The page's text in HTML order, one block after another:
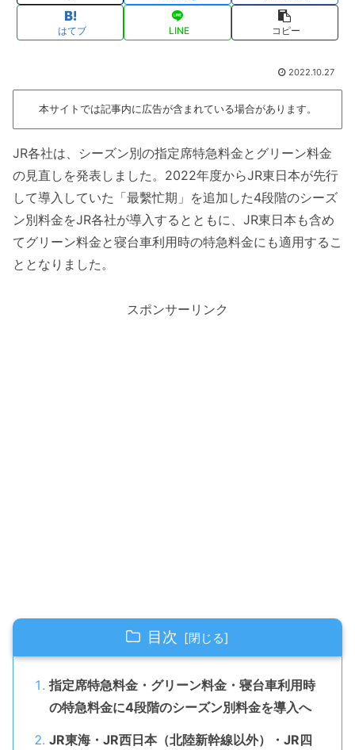
はてブ LINE コピー
2022.10.27
本サイトでは記事内に広告が含まれている場合があります。
JR各社は、シーズン別の指定席特急料金とグリーン料金
の見直しを発表しました。2022年度からJR東日本が先行
して導入していた「最繫忙期」を追加した4段階のシーズ
ン別料金をJR各社が導入するとともに、JR東日本も含め
てグリーン料金と寝台車利用時の特急料金にも適用するこ
ととなりました。
スポンサーリンク
目次
指定席特急料金・グリーン料金・寝台車利用時
の特急料金に4段階のシーズン別料金を導入へ
JR東海・JR西日本（北陸新幹線以外）・JR四